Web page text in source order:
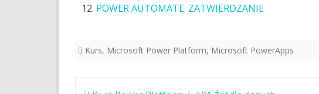
POWER AUTOMATE. ZATWIERDZANIE
Kurs, Microsoft Power Platform, Microsoft PowerApps